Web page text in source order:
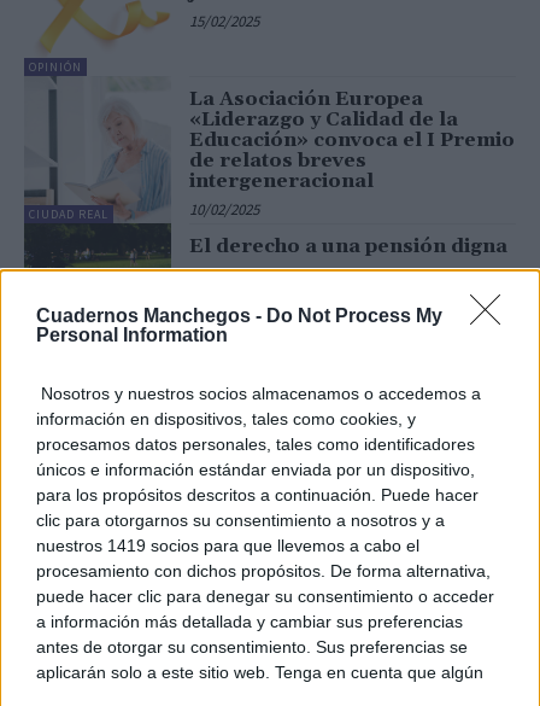
Cuadernos Manchegos - Do Not Process My
Personal Information
Nosotros y nuestros socios almacenamos o accedemos a
información en dispositivos, tales como cookies, y
procesamos datos personales, tales como identificadores
únicos e información estándar enviada por un dispositivo,
para los propósitos descritos a continuación. Puede hacer
clic para otorgarnos su consentimiento a nosotros y a
nuestros 1419 socios para que llevemos a cabo el
procesamiento con dichos propósitos. De forma alternativa,
puede hacer clic para denegar su consentimiento o acceder
a información más detallada y cambiar sus preferencias
antes de otorgar su consentimiento. Sus preferencias se
aplicarán solo a este sitio web. Tenga en cuenta que algún
OPINIÓN
15/02/2025
CIUDAD REAL
La Asociación Europea
«Liderazgo y Calidad de la
Educación» convoca el I Premio
de relatos breves
intergeneracional
10/02/2025
El derecho a una pensión digna
27/01/2025
3 4 5
Últimas noticias
‘Chiqui-Clan’ llega a El Provencio
con los personajes infantiles más
populares de YouTube
07/08/2026